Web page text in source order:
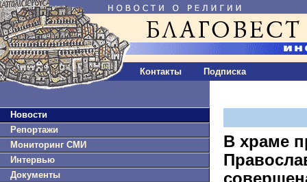
Контакты Подписка
Новости
Репортажи
Мониторинг СМИ
Интервью
Документы
В храме